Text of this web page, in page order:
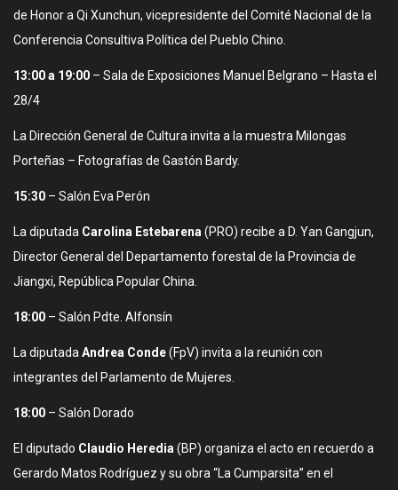
de Honor a Qi Xunchun, vicepresidente del Comité Nacional de la
Conferencia Consultiva Política del Pueblo Chino.
13:00 a 19:00 – Sala de Exposiciones Manuel Belgrano – Hasta el
28/4
La Dirección General de Cultura invita a la muestra Milongas
Porteñas – Fotografías de Gastón Bardy.
15:30 – Salón Eva Perón
La diputada Carolina Estebarena (PRO) recibe a D. Yan Gangjun,
Director General del Departamento forestal de la Provincia de
Jiangxi, República Popular China.
18:00 – Salón Pdte. Alfonsín
La diputada Andrea Conde(FpV) invita a la reunión con
integrantes del Parlamento de Mujeres.
18:00 – Salón Dorado
El diputado Claudio Heredia (BP) organiza el acto en recuerdo a
Gerardo Matos Rodríguez y su obra “La Cumparsita” en el